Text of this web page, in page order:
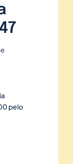
pelo